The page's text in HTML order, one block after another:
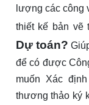
lượng các công
thiết kế bản vẽ
Dự toán?
để có được
muốn Xác
thương thảo ký